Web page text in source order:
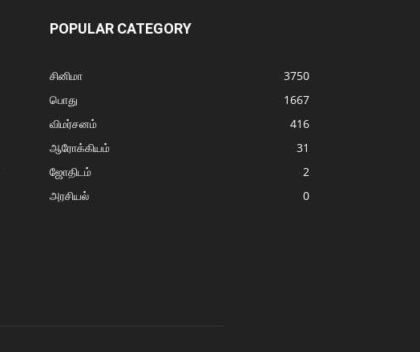
POPULAR CATEGORY
சினிமா
3750
பொது
1667
விமர்சனம்
416
ஆரோக்கியம்
31
ஜோதிடம்
2
அரசியல்
0